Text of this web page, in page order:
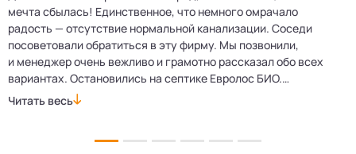
мечта сбылась! Единственное, что немного омрачало
радость — отсутствие нормальной канализации. Соседи
посоветовали обратиться в эту фирму. Мы позвонили,
и менеджер очень вежливо и грамотно рассказал обо всех
вариантах. Остановились на септике Евролос БИО.
Монтажники приехали вовремя, установили всё быстро
Читать весь